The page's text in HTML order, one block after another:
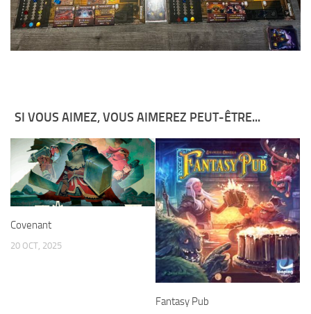
SI VOUS AIMEZ, VOUS AIMEREZ PEUT-ÊTRE...
Covenant
20 OCT, 2025
Fantasy Pub